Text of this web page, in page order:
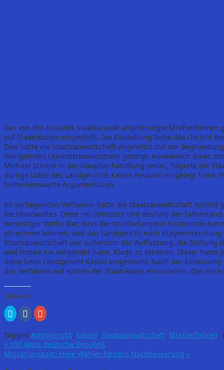
Das von der Kasseler Staatsanwalt angestrengte
auf Staatskosten eingestellt. Die Einstellung hatte das Gericht
Dies hatte die Staatsanwaltschaft abgelehnt mit der
mangelndes Unrechtsbewusstsein gezeigt. Ausweislich eines
Michael Schenk in der Hauptverhandlung verlas, folgerte die
dortige Urteil des Landgerichts Kassel Revision eingelegt habe.
bemerkenswerte Argumentation.
Im vorliegenden Verfahren hatte die Staatsanwaltschaft Anstoß
Rechtsanwaltes. Diese sei übersetzt und deshalb der
Verteidiger stellte klar, dass die streitbefangene Kostennote
abrechnen können, weil das Landgericht nach
Staatsanwaltschaft war außerdem der Auffassung, die
weil Hoppe nie vorgehabt habe, Klage zu erheben. Dieser
diese beim Landgericht Kassel eingereicht. Nach der
das Verfahren auf Kosten der Staatskasse einzustellen. Das
Teilen mit:
Klick,
um
über
zu
teilen
(Wird
in
neuem
Klick,
um
zu
teilen
(Wird
in
neuem
Zum
Teilen
anklicken
(Wird
in
neuem
Fenster
Tagged Amtsgericht, Kassel, Staatsanwaltschaft, Strafverfahren.
« 100 Jahre deutsche Republik
Migrationspakt: Freie Wähler fordern Nachbesserung »